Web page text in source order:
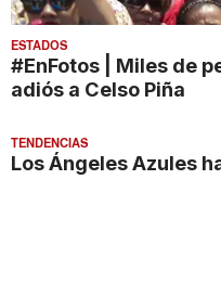
ESTADOS
#EnFotos | Miles de
adiós a Celso Piña
TENDENCIAS
Los Ángeles Azules